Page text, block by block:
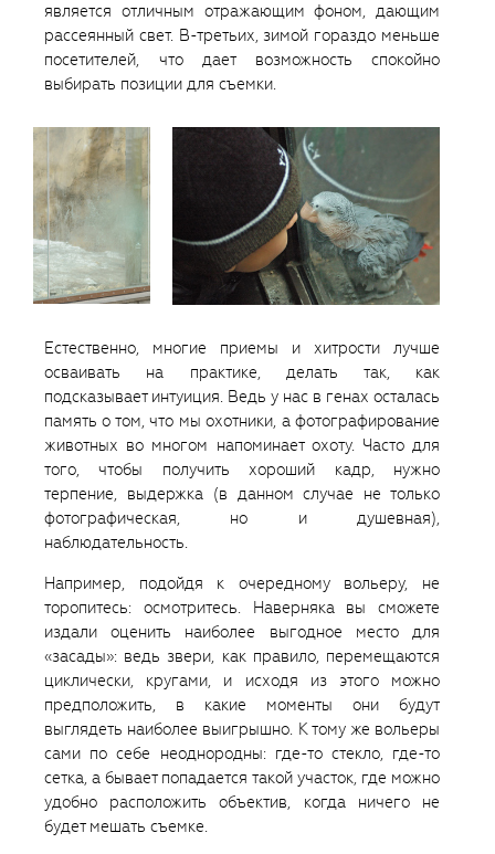
является отличным отражающим фоном, дающим
рассеянный свет. В-третьих, зимой гораздо меньше
посетителей, что дает возможность спокойно
выбирать позиции для съемки.
Естественно, многие приемы и хитрости лучше
осваивать на практике, делать так, как
подсказывает интуиция. Ведь у нас в генах осталась
память о том, что мы охотники, а фотографирование
животных во многом напоминает охоту. Часто для
того, чтобы получить хороший кадр, нужно
терпение, выдержка (в данном случае не только
фотографическая, но и душевная),
наблюдательность.
Например, подойдя к очередному вольеру, не
торопитесь: осмотритесь. Наверняка вы сможете
издали оценить наиболее выгодное место для
«засады»: ведь звери, как правило, перемещаются
циклически, кругами, и исходя из этого можно
предположить, в какие моменты они будут
выглядеть наиболее выигрышно. К тому же вольеры
сами по себе неоднородны: где-то стекло, где-то
сетка, а бывает попадается такой участок, где можно
удобно расположить объектив, когда ничего не
будет мешать съемке.